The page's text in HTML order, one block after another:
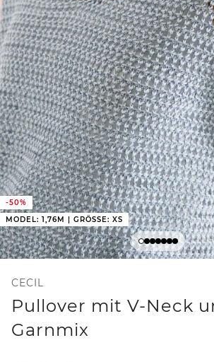
-50%
MODEL: 1,76M | GRÖSSE: XS
CECIL
Pullover mit V-Neck
Garnmix